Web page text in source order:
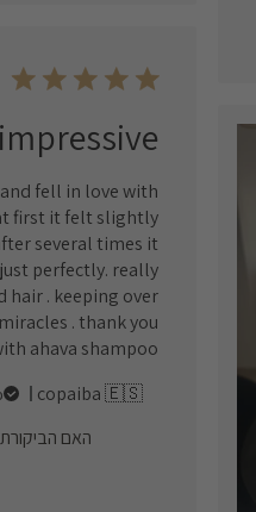
fell in love with
first it felt slightly
several times it
perfectly. really
hair . keeping over
. thank you
ahava shampoo
copaiba 🇪🇸
האם הביקורת